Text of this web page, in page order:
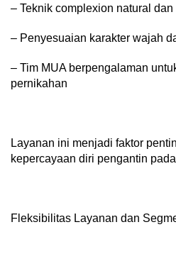
– Teknik complexion natural
– Penyesuaian karakter wajah
– Tim MUA berpengalaman
pernikahan
Layanan ini menjadi faktor
kepercayaan diri pengantin
Fleksibilitas Layanan dan